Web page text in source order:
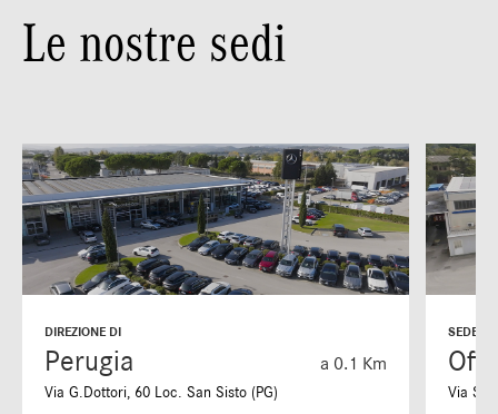
Le nostre sedi
DIREZIONE DI
Perugia a 0.1 Km
Via G.Dottori, 60 Loc. San Sisto (PG)
SEDE DI
Via S.